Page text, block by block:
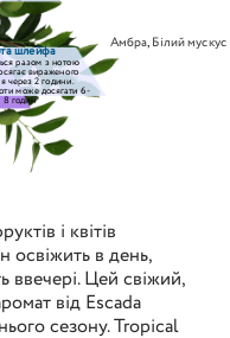
шлейфа
разом з нотою
вираженого
через 2 години.
може досягати 6-
8 годин
Амбра, Білий мускус
і квітів
освіжить в день,
ввечері. Цей свіжий,
від Escada
сезону. Tropical